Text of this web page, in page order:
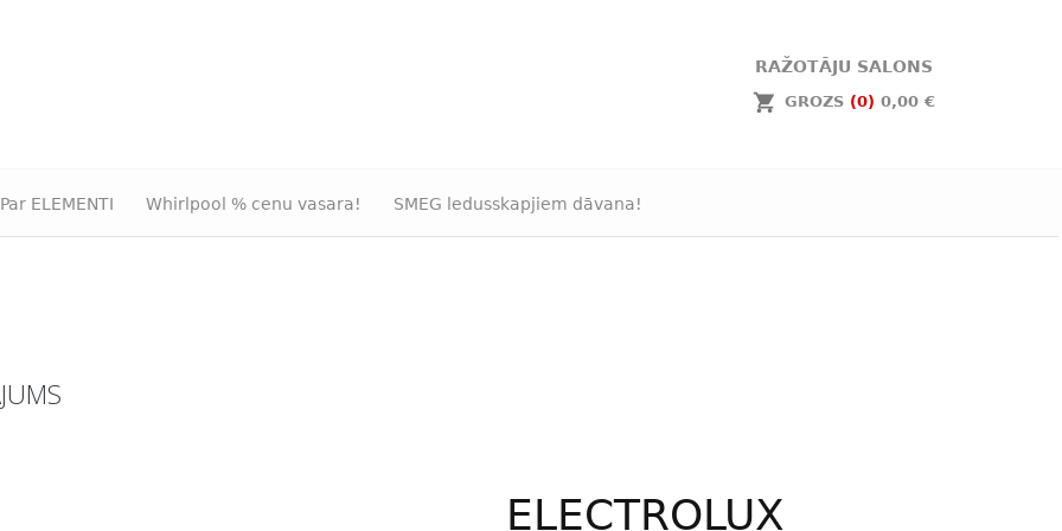
RAŽOTĀJU SALONS
GROZS (0) 0,00 €
Par ELEMENTI Whirlpool % cenu vasara! SMEG ledusskapjiem dāvana!
ELECTROLUX